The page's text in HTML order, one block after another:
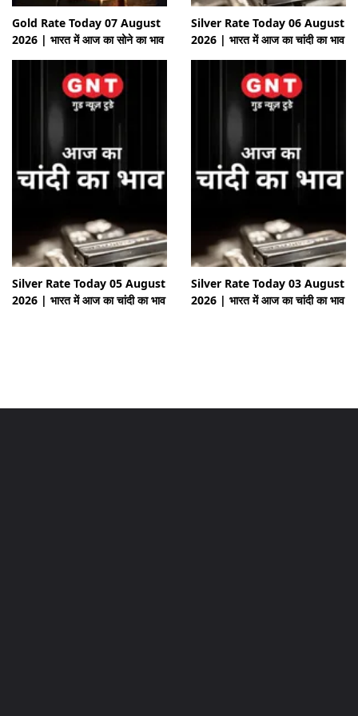
Gold Rate Today 07 August
2026 | भारत में आज का सोने का भाव
Silver Rate Today 06 August
2026 | भारत में आज का चांदी का भाव
Silver Rate Today 05 August
2026 | भारत में आज का चांदी का भाव
Silver Rate Today 03 August
2026 | भारत में आज का चांदी का भाव